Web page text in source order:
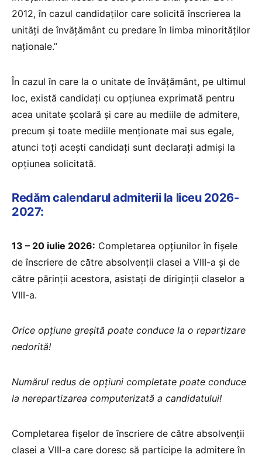
2012, în cazul candidaților care solicită înscrierea la
unități de învățământ cu predare în limba minorităților
naționale.”
În cazul în care la o unitate de învățământ, pe ultimul
loc, există candidați cu opțiunea exprimată pentru
acea unitate școlară și care au mediile de admitere,
precum și toate mediile menționate mai sus egale,
atunci toți acești candidați sunt declarați admiși la
opțiunea solicitată.
Redăm calendarul admiterii la liceu 2026-
2027:
13 – 20 iulie 2026: Completarea opțiunilor în fișele
de înscriere de către absolvenții clasei a VIII-a și de
către părinții acestora, asistați de diriginții claselor a
VIII-a.
Orice opțiune greșită poate conduce la o repartizare
nedorită!
Numărul redus de opțiuni completate poate conduce
la nerepartizarea computerizată a candidatului!
Completarea fișelor de înscriere de către absolvenții
clasei a VIII-a care doresc să participe la admitere în